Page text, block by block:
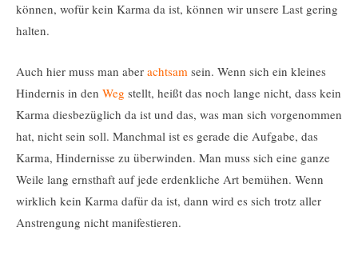
können, wofür kein Karma da ist, können wir unsere Last gering
halten.
Auch hier muss man aber achtsam sein. Wenn sich ein kleines
Hindernis in den Weg stellt, heißt das noch lange nicht, dass kein
Karma diesbezüglich da ist und das, was man sich vorgenommen
hat, nicht sein soll. Manchmal ist es gerade die Aufgabe, das
Karma, Hindernisse zu überwinden. Man muss sich eine ganze
Weile lang ernsthaft auf jede erdenkliche Art bemühen. Wenn
wirklich kein Karma dafür da ist, dann wird es sich trotz aller
Anstrengung nicht manifestieren.